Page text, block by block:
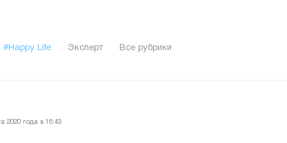
#Happy Life Эксперт Все рубрики
2020 года в 16:43